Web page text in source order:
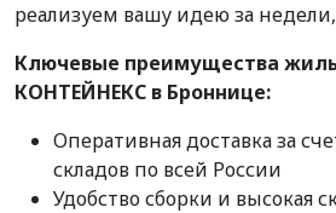
реализуем вашу идею за
Ключевые преимущества
КОНТЕЙНЕКС в Броннице:
Оперативная доставка за
складов по всей России
Удобство сборки и высокая